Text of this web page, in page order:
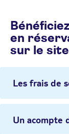
en
sur le
Les frais de
Un acompte